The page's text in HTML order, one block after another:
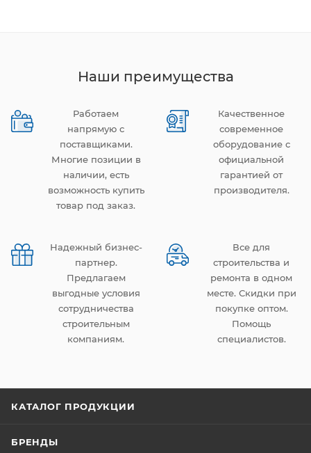
Наши преимущества
Работаем
напрямую с
поставщиками.
Многие позиции в
наличии, есть
возможность купить
товар под заказ.
Качественное
современное
оборудование с
официальной
гарантией от
производителя.
Надежный бизнес-
партнер.
Предлагаем
выгодные условия
сотрудничества
строительным
компаниям.
Все для
строительства и
ремонта в одном
месте. Скидки при
покупке оптом.
Помощь
специалистов.
КАТАЛОГ ПРОДУКЦИИ
БРЕНДЫ